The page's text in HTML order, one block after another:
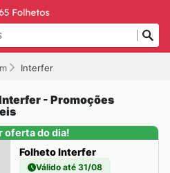
Interfer
- Promoções
oferta do dia!
Folheto Interfer
Válido até 31/08